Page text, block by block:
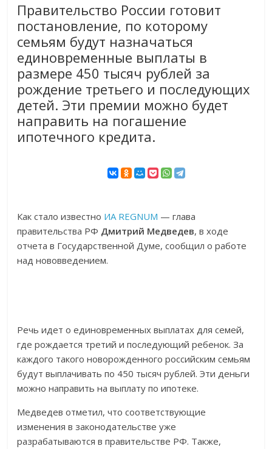
Правительство России готовит
постановление, по которому
семьям будут назначаться
единовременные выплаты в
размере 450 тысяч рублей за
рождение третьего и последующих
детей. Эти премии можно будет
направить на погашение
ипотечного кредита.
Как стало известно ИА REGNUM — глава
правительства РФ Дмитрий Медведев, в ходе
отчета в Государственной Думе, сообщил о работе
над нововведением.
Речь идет о единовременных выплатах для семей,
где рождается третий и последующий ребенок. За
каждого такого новорожденного российским семьям
будут выплачивать по 450 тысяч рублей. Эти деньги
можно направить на выплату по ипотеке.
Медведев отметил, что соответствующие
изменения в законодательстве уже
разрабатываются в правительстве РФ. Также,